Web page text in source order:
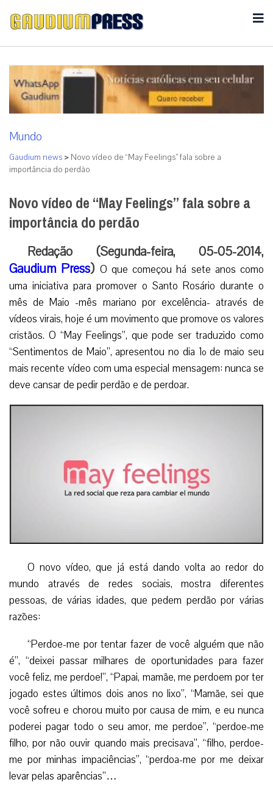
Mundo
Gaudium news > Novo vídeo de “May Feelings” fala sobre a
importância do perdão
Novo vídeo de “May Feelings” fala sobre a
importância do perdão
Redação (Segunda-feira, 05-05-2014,
Gaudium Press) O que começou há sete anos como
uma iniciativa para promover o Santo Rosário durante o
mês de Maio -mês mariano por excelência- através de
vídeos virais, hoje é um movimento que promove os valores
cristãos. O “May Feelings”, que pode ser traduzido como
“Sentimentos de Maio”, apresentou no dia 1º de maio seu
mais recente vídeo com uma especial mensagem: nunca se
deve cansar de pedir perdão e de perdoar.
O novo vídeo, que já está dando volta ao redor do
mundo através de redes sociais, mostra diferentes
pessoas, de várias idades, que pedem perdão por várias
razões:
“Perdoe-me por tentar fazer de você alguém que não
é”, “deixei passar milhares de oportunidades para fazer
você feliz, me perdoe!”, “Papai, mamãe, me perdoem por ter
jogado estes últimos dois anos no lixo”, “Mamãe, sei que
você sofreu e chorou muito por causa de mim, e eu nunca
poderei pagar todo o seu amor, me perdoe”, “perdoe-me
filho, por não ouvir quando mais precisava”, “filho, perdoe-
me por minhas impaciências”, “perdoa-me por me deixar
levar pelas aparências”…